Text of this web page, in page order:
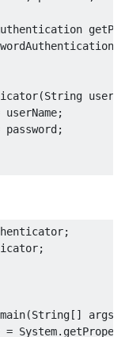
(String
userName;
password;
;
;
main(String[] args
= System.